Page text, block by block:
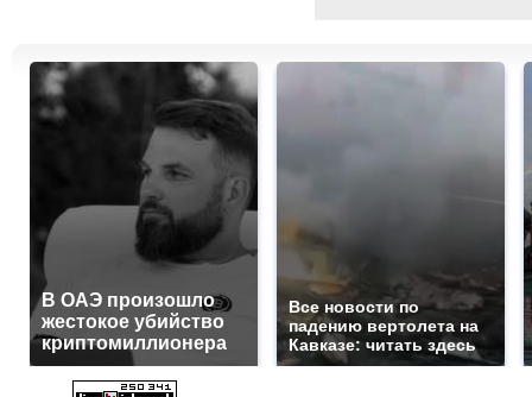
В ОАЭ произошло
жестокое убийство
криптомиллионера
Все новости по
падению вертолета на
Кавказе: читать здесь